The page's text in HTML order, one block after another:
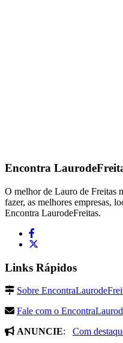
Encontra
O melhor de Lauro de Freitas
fazer, as melhores empresas,
Encontra LaurodeFreitas.
Links Rápidos
Sobre
Fale com o
ANUNCIE: Com